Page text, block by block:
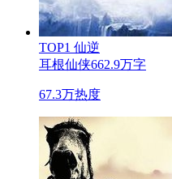
TOP1 仙逆
耳根仙侠662.9万字
67.3万热度